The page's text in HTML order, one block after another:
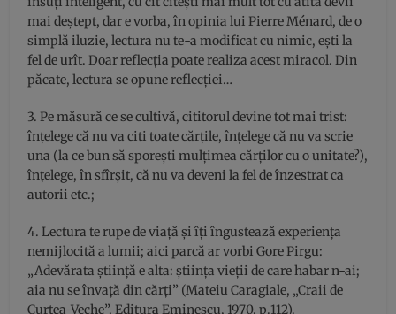
mai deștept, dar e vorba, în opinia lui Pierre Ménard, de o
simplă iluzie, lectura nu te-a modificat cu nimic, ești la
fel de urît. Doar reflecția poate realiza acest miracol. Din
păcate, lectura se opune reflecției…
3. Pe măsură ce se cultivă, cititorul devine tot mai trist:
înțelege că nu va citi toate cărțile, înțelege că nu va scrie
una (la ce bun să sporești mulțimea cărților cu o unitate?),
înțelege, în sfîrșit, că nu va deveni la fel de înzestrat ca
autorii etc.;
4. Lectura te rupe de viață și îți îngustează experiența
nemijlocită a lumii; aici parcă ar vorbi Gore Pirgu:
„Adevărata știință e alta: știința vieții de care habar n-ai;
aia nu se învață din cărți” (Mateiu Caragiale, „Craii de
Curtea-Veche”, Editura Eminescu, 1970, p.112).